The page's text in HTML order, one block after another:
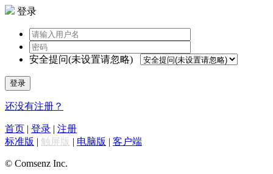
登录
安全提问(未设置请忽略)
登录
还没有注册？
首页 | 登录 | 注册
标准版 | 触屏版 | 电脑版 | 客户端
© Comsenz Inc.